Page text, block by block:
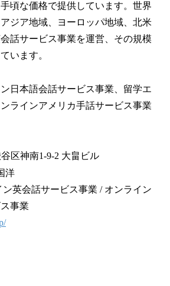
頃な価格で提供しています。世界
ジア地域、ヨーロッパ地域、北米
話サービス事業を運営、その規模
います。
日本語会話サービス事業、留学エ
ラインアメリカ手話サービス事業
区神南1-9-2 大畠ビル
洋
英会話サービス事業 / オンライン
事業